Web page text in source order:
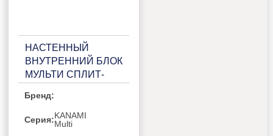
НАСТЕННЫЙ
ВНУТРЕННИЙ БЛОК
МУЛЬТИ СПЛИТ-
KENTATSU KANAMI
MULTI
KMGA53HZRN1
Бренд:
Серия:KANAMI
Multi